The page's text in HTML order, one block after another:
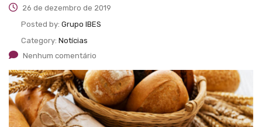
26 de dezembro de 2019
Posted by: Grupo IBES
Category: Notícias
Nenhum comentário